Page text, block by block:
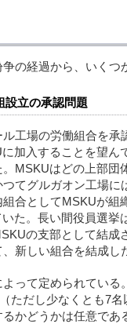
の経過から、いくつ
設立の承認問題
工場の労働組合を
加入することを望
MSKUはどの上部団
てグルガオン工場
合としてMSKUが
た。長い間役員選
の支部として結成
新しい組合を結成し
って定められている
ただし少なくとも7
かどうかは任意で